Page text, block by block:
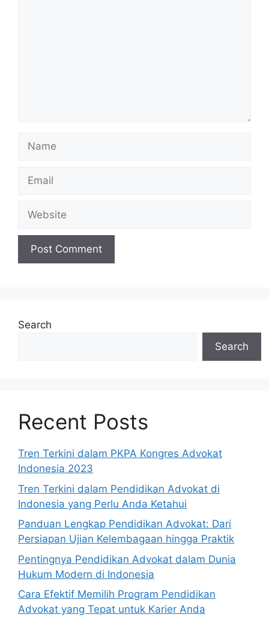
Name
Email
Website
Search
Search
Recent Posts
Tren Terkini dalam PKPA Kongres Advokat
Indonesia 2023
Tren Terkini dalam Pendidikan Advokat di
Indonesia yang Perlu Anda Ketahui
Panduan Lengkap Pendidikan Advokat: Dari
Persiapan Ujian Kelembagaan hingga Praktik
Pentingnya Pendidikan Advokat dalam Dunia
Hukum Modern di Indonesia
Cara Efektif Memilih Program Pendidikan
Advokat yang Tepat untuk Karier Anda